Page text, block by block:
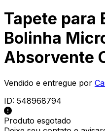
Tapete para
Bolinha
Absorvente
Vendido e entregue por
ID: 548968794
Produto esgotado